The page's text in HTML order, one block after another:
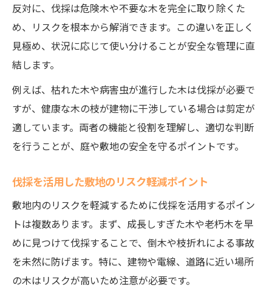
反対に、伐採は危険木や不要な木を完全に取り除くた
め、リスクを根本から解消できます。この違いを正しく
見極め、状況に応じて使い分けることが安全な管理に直
結します。
例えば、枯れた木や病害虫が進行した木は伐採が必要で
すが、健康な木の枝が建物に干渉している場合は剪定が
適しています。両者の機能と役割を理解し、適切な判断
を行うことが、庭や敷地の安全を守るポイントです。
伐採を活用した敷地のリスク軽減ポイント
敷地内のリスクを軽減するために伐採を活用するポイン
トは複数あります。まず、成長しすぎた木や老朽木を早
めに見つけて伐採することで、倒木や枝折れによる事故
を未然に防げます。特に、建物や電線、道路に近い場所
の木はリスクが高いため注意が必要です。